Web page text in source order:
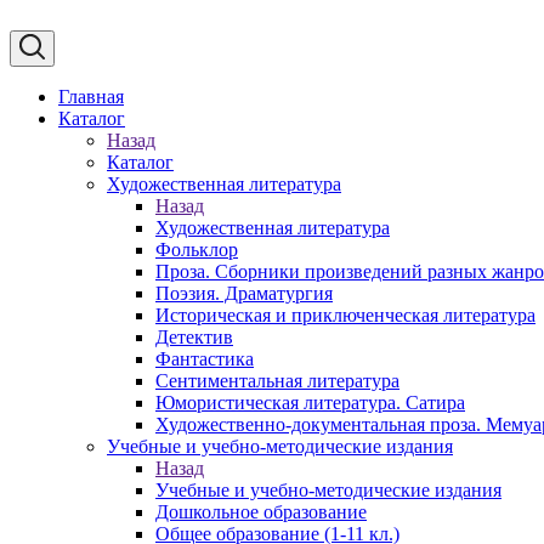
Главная
Каталог
Назад
Каталог
Художественная литература
Назад
Художественная литература
Фольклор
Проза. Сборники произведений разных
Поэзия. Драматургия
Историческая и приключенческая литература
Детектив
Фантастика
Сентиментальная литература
Юмористическая литература. Сатира
Художественно-документальная проза.
Учебные и учебно-методические издания
Назад
Учебные и учебно-методические издания
Дошкольное образование
Общее образование (1-11 кл.)